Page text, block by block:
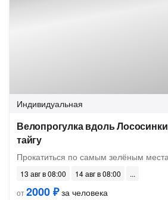
Индивидуальная
Велопрогулка вдоль
тайгу
Прокатиться по самым зелёным
13 авг в 08:00
14 авг в 08:00
от2000 ₽за человека